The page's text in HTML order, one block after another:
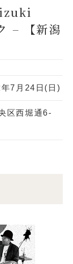
– 【新潟
7月24日(日)
区西堀通6-